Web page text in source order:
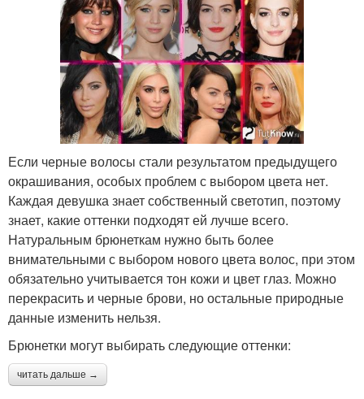
Если черные волосы стали результатом предыдущего
окрашивания, особых проблем с выбором цвета нет.
Каждая девушка знает собственный светотип, поэтому
знает, какие оттенки подходят ей лучше всего.
Натуральным брюнеткам нужно быть более
внимательными с выбором нового цвета волос, при этом
обязательно учитывается тон кожи и цвет глаз. Можно
перекрасить и черные брови, но остальные природные
данные изменить нельзя.
Брюнетки могут выбирать следующие оттенки:
читать дальше →